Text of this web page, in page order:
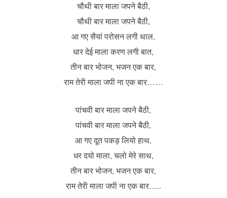
चौथी बार माला जपने बैठी,
चौथी बार माला जपने बैठी,
आ गए सैयां परोसन लगी थाल,
धार देई माला करण लगी बात,
तीन बार भोजन, भजन एक बार,
राम तेरी माला जपी ना एक बार……
पांचवी बार माला जपने बैठी,
पांचवी बार माला जपने बैठी,
आ गए दूत पकड़ लियो हाथ,
धर दयो माला, चलो मेरे साथ,
तीन बार भोजन, भजन एक बार,
राम तेरी माला जपी ना एक बार…..